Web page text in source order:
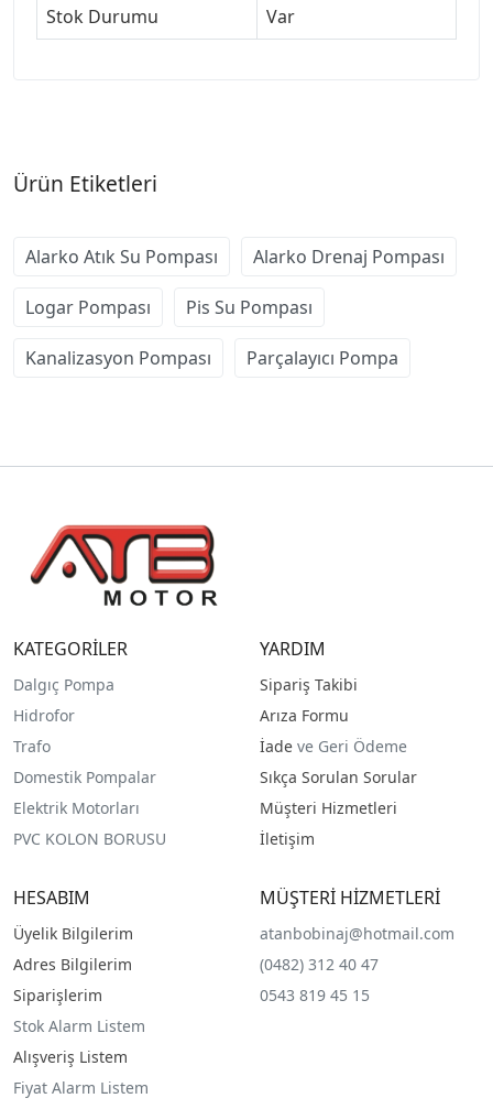
Stok Durumu
Var
Ürün Etiketleri
Alarko Atık Su Pompası Alarko Drenaj Pompası
Logar Pompası Pis Su Pompası
Kanalizasyon Pompası Parçalayıcı Pompa
KATEGORİLER
Dalgıç Pompa
Hidrofor
Trafo
Domestik Pompalar
Elektrik Motorları
PVC KOLON BORUSU
YARDIM
Sipariş Takibi
Arıza Formu
İade ve Geri Ödeme
Sıkça Sorulan Sorular
Müşteri Hizmetleri
İletişim
HESABIM
Üyelik Bilgilerim
Adres Bilgilerim
Siparişlerim
Stok Alarm Listem
Alışveriş Listem
Fiyat Alarm Listem
MÜŞTERİ HİZMETLERİ
atanbobinaj@hotmail.com
(0482) 312 40 47
0543 819 45 15